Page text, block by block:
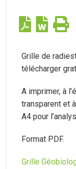
Grille de
télécharger
A imprimer, à
transparent et
A4 pour
Format PDF.
Grille